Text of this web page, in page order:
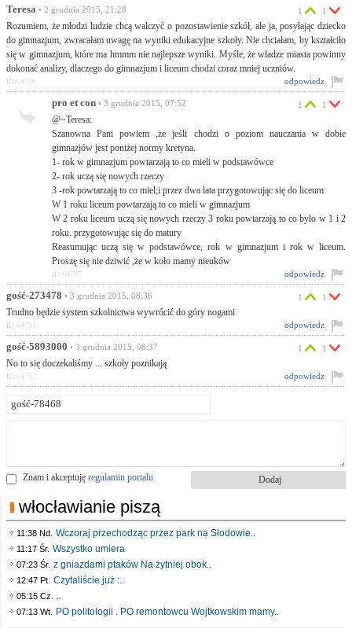
Teresa • 2 grudnia 2015, 21:28
Rozumiem, że młodzi ludzie chcą walczyć o pozostawienie szkół, ale ja, posyłając dziecko
do gimnazjum, zwracałam uwagę na wyniki edukacyjne szkoły. Nie chciałam, by kształciło
się w gimnazjum, które ma hmmm nie najlepsze wyniki. Myśle, że władze miasta powinny
dokonać analizy, dlaczego do gimnazjum i liceum chodzi coraz mniej uczniów.
1 1
odpowiedz
ID:64780
pro et con • 3 grudnia 2015, 07:52
@~Teresa:
Szanowna Pani powiem ,że jeśli chodzi o poziom nauczania w dobie
gimnazjów jest poniżej normy kretyna.
1- rok w gimnazjum powtarzają to co mieli w podstawówce
2- rok uczą się nowych rzeczy
3 -rok powtarzają to co miel;i przez dwa lata przygotowując się do liceum
W 1 roku liceum powtarzają to co mieli w gimnazjum
W 2 roku liceum uczą się nowych rzeczy 3 roku powtarzają to co było w 1 i 2
roku. przygotowując się do matury
Reasumując uczą się w podstawówce, rok w gimnazjum i rok w liceum.
Proszę się nie dziwić ,że w koło mamy nieuków
1 1
odpowiedz
ID:64787
gość-273478 • 3 grudnia 2015, 08:36
Trudno będzie system szkolnictwa wywrócić do góry nogami
1 1
odpowiedz
ID:64791
gość-5893000 • 3 grudnia 2015, 08:37
No to się doczekaliśmy ... szkoły poznikają
1 1
odpowiedz
ID:64792
Znam i akceptuję regulamin portalu
włocławianie piszą
11:38 Nd. Wczoraj przechodząc przez park na Słodowie..
11:17 Śr. Wszystko umiera
07:23 Śr. z gniazdami ptaków Na żytniej obok..
12:47 Pt. Czytaliście już :..
05:15 Cz. ..
07:13 Wt. PO politologii . PO remontowcu Wojtkowskim mamy..